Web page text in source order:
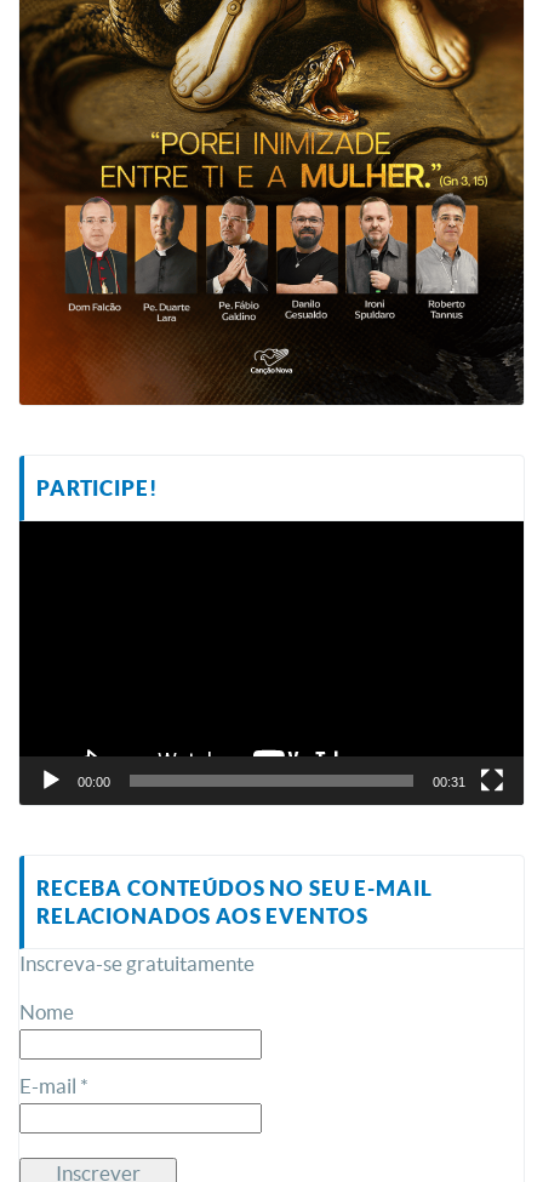
PARTICIPE!
00:00 00:31
RECEBA CONTEÚDOS NO SEU E-MAIL
RELACIONADOS AOS EVENTOS
Inscreva-se gratuitamente
Nome
E-mail *